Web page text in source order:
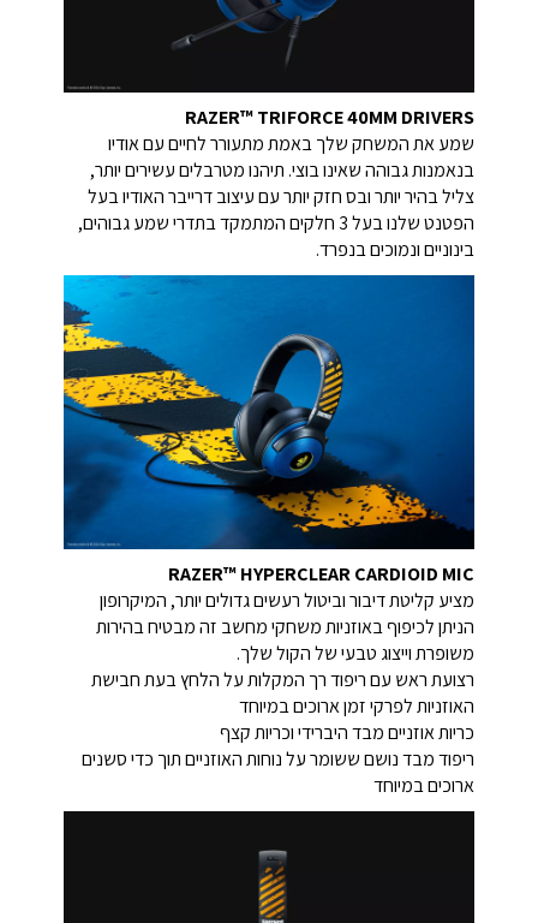
RAZER™ TRIFORCE 40MM DRIVERS
שמע את המשחק שלך באמת מתעורר לחיים עם אודיו
בנאמנות גבוהה שאינו בוצי. תיהנו מטרבלים עשירים יותר,
צליל בהיר יותר ובס חזק יותר עם עיצוב דרייבר האודיו בעל
הפטנט שלנו בעל 3 חלקים המתמקד בתדרי שמע גבוהים,
בינוניים ונמוכים בנפרד.
RAZER™ HYPERCLEAR CARDIOID MIC
מציע קליטת דיבור וביטול רעשים גדולים יותר, המיקרופון
הניתן לכיפוף באוזניות משחקי מחשב זה מבטיח בהירות
משופרת וייצוג טבעי של הקול שלך.
רצועת ראש עם ריפוד רך המקלות על הלחץ בעת חבישת
האוזניות לפרקי זמן ארוכים במיוחד
כריות אוזניים מבד היברידי וכריות קצף
ריפוד מבד נושם ששומר על נוחות האוזניים תוך כדי סשנים
ארוכים במיוחד